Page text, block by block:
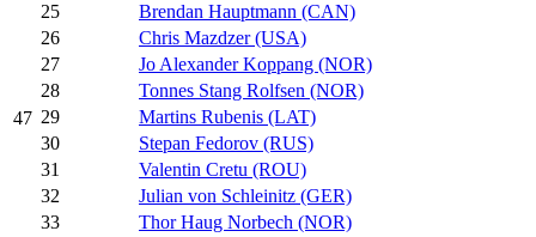
47
25
Brendan Hauptmann (CAN)
26
Chris Mazdzer (USA)
27
Jo Alexander Koppang (NOR)
28
Tonnes Stang Rolfsen (NOR)
29
Martins Rubenis (LAT)
30
Stepan Fedorov (RUS)
31
Valentin Cretu (ROU)
32
Julian von Schleinitz (GER)
33
Thor Haug Norbech (NOR)